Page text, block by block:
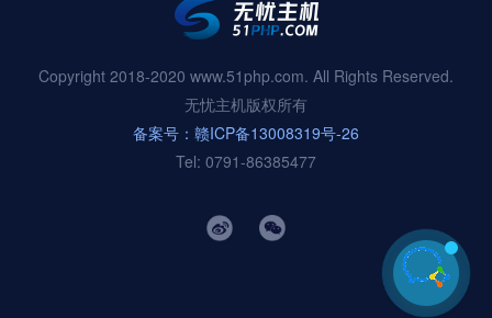
Copyright 2018-2020 www.51php.com. All Rights Reserved.
无忧主机版权所有
备案号：赣ICP备13008319号-26
Tel: 0791-86385477